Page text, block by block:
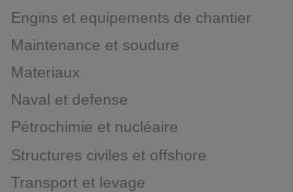
Engins et equipements de chantier
Maintenance et soudure
Materiaux
Naval et defense
Pétrochimie et nucléaire
Structures civiles et offshore
Transport et levage